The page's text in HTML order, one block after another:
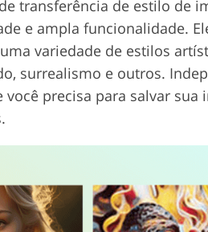
transferência de estilo de
e ampla funcionalidade.
variedade de estilos
surrealismo e outros.
precisa para salvar